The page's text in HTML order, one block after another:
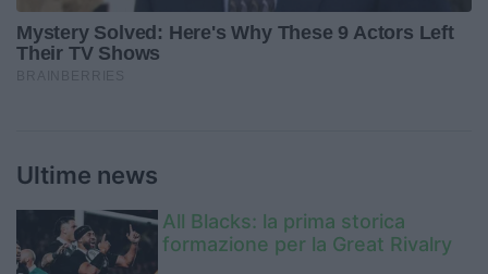
Ultime news
All Blacks: la prima storica
formazione per la Great Rivalry